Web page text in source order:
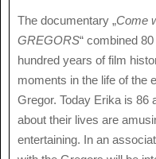
The documentary „Come
GREGORS“ combined
hundred years of film
moments in the life of the
Gregor. Today Erika is 86
about their lives are
entertaining. In an